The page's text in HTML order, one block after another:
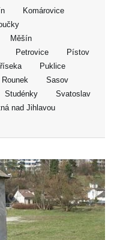
Komárovice
Měšín
Petrovice
Pístov
Puklice
Rounek
Sasov
Studénky
Svatoslav
nad Jihlavou